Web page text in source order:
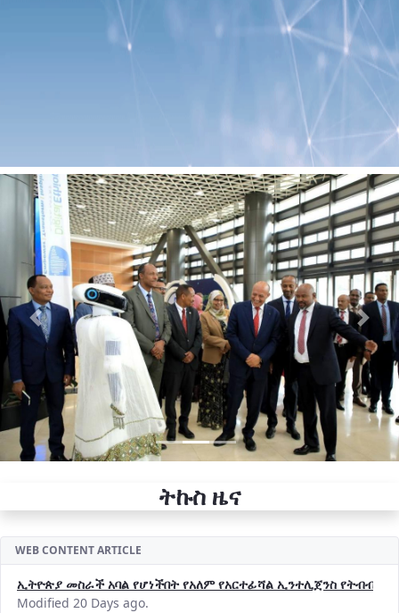
Previous Next
ትኩስ ዜና
WEB CONTENT ARTICLE
ኢትዮጵያ መስራች አባል የሆነችበት የአለም የአርተፊሻል ኢንተሊጀንስ የትብብር
Modified 20 Days ago.